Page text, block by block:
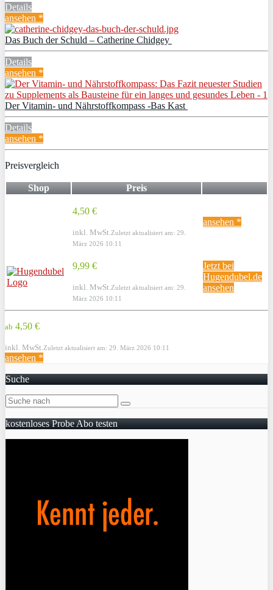
Details
ansehen *
Das Buch der Schuld – Catherine Chidgey
Details
ansehen *
Der Vitamin- und Nährstoffkompass -Bas Kast
Details
ansehen *
Preisvergleich
Shop Preis
4,50 €
inkl. MwSt. Zuletzt aktualisiert am: 29.
März 2026 10:11
ansehen *
9,99 €
inkl. MwSt. Zuletzt aktualisiert am: 29.
März 2026 10:11
Jetzt bei
Hugendubel.de
ansehen
ab 4,50 €
inkl. MwSt. Zuletzt aktualisiert am: 29. März 2026 10:11
ansehen *
Suche
kostenloses Probe Abo testen